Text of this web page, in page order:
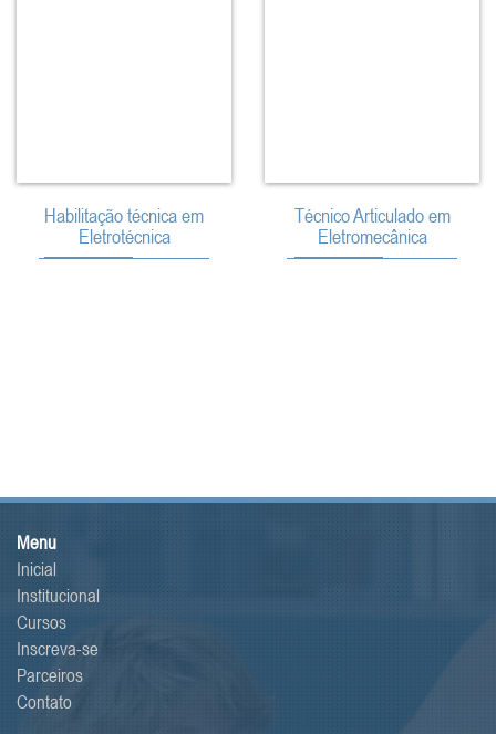
Habilitação técnica em
Eletrotécnica
Técnico Articulado em
Eletromecânica
Menu
Inicial
Institucional
Cursos
Inscreva-se
Parceiros
Contato